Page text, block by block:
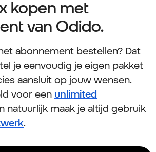
kopen met
van Odido.
abonnement bestellen? Dat
je eenvoudig je eigen pakket
aansluit op jouw wensen.
voor een unlimited
natuurlijk maak je altijd gebruik
.